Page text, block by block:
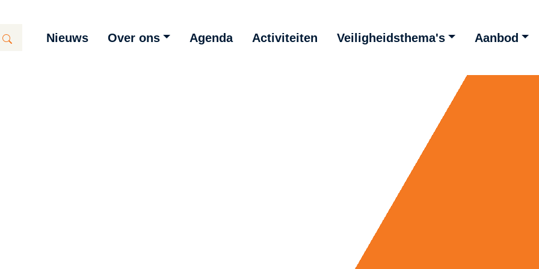
Nieuws Over ons Agenda Activiteiten Veiligheidsthema's Aanbod